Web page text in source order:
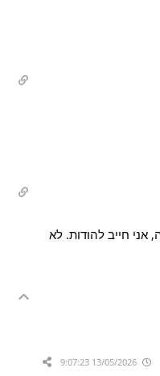
חייב להודות. לא
13/05/2026 9:07:23